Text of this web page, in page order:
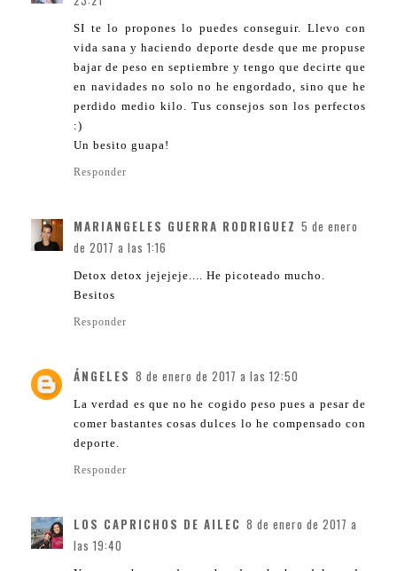
SI te lo propones lo puedes conseguir. Llevo con
vida sana y haciendo deporte desde que me propuse
bajar de peso en septiembre y tengo que decirte que
en navidades no solo no he engordado, sino que he
perdido medio kilo. Tus consejos son los perfectos
:)
Un besito guapa!
Responder
MARIANGELES GUERRA RODRIGUEZ 5 de enero
de 2017 a las 1:16
Detox detox jejejeje.... He picoteado mucho.
Besitos
Responder
ÁNGELES 8 de enero de 2017 a las 12:50
La verdad es que no he cogido peso pues a pesar de
comer bastantes cosas dulces lo he compensado con
deporte.
Responder
LOS CAPRICHOS DE AILEC 8 de enero de 2017 a
las 19:40